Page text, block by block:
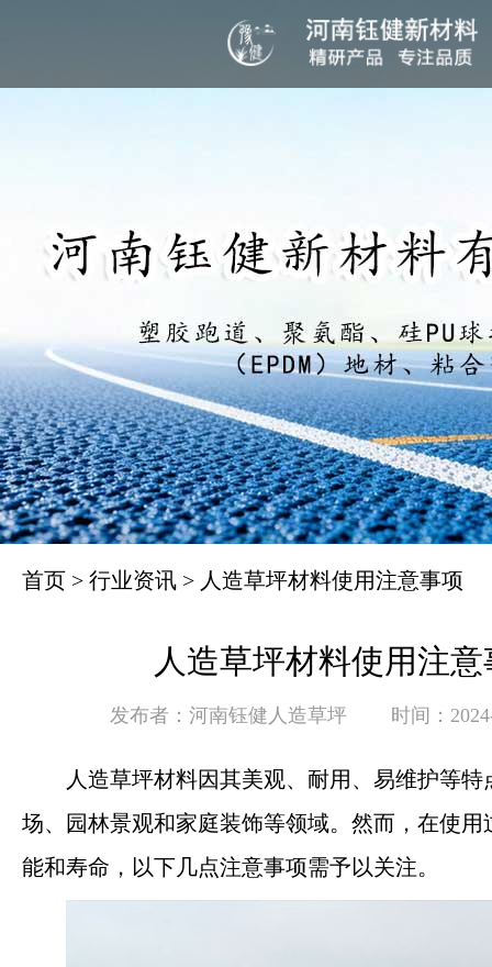
首页 > 行业资讯 > 人造草坪材料使用注意事项
人造草坪材料使用注
发布者：河南钰健人造草坪 时间：
人造草坪材料因其美观、耐用、易维护等
场、园林景观和家庭装饰等领域。然而，在使用
能和寿命，以下几点注意事项需予以关注。